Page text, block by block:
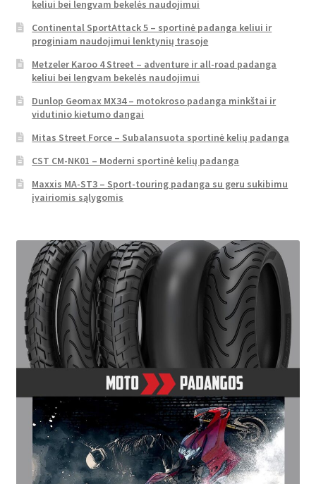
keliui bei lengvam bekelės naudojimui
Continental SportAttack 5 – sportinė padanga keliui ir
proginiam naudojimui lenktynių trasoje
Metzeler Karoo 4 Street – adventure ir all-road padanga
keliui bei lengvam bekelės naudojimui
Dunlop Geomax MX34 – motokroso padanga minkštai ir
vidutinio kietumo dangai
Mitas Street Force – Subalansuota sportinė kelių padanga
CST CM-NK01 – Moderni sportinė kelių padanga
Maxxis MA-ST3 – Sport-touring padanga su geru sukibimu
įvairiomis sąlygomis